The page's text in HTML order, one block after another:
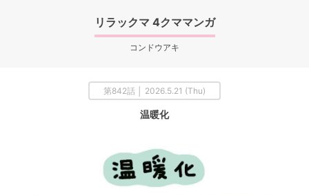
リラックマ 4クママンガ
コンドウアキ
第842話 │ 2026.5.21 (Thu)
温暖化